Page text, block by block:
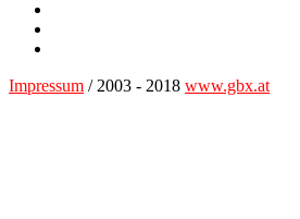
Impressum / 2003 - 2018 www.gbx.at